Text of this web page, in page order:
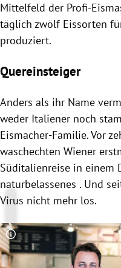
Mittelfeld der Profi-
täglich zwölf Eissorten
produziert.
Quereinsteiger
Anders als ihr Name
weder Italiener noch
Eismacher-Familie. Vor
waschechten Wiener
Süditalienreise in einem
naturbelassenes . Und
Virus nicht mehr los.
Copyright-Hinweis